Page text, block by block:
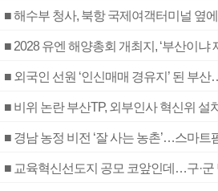
■ 해수부 청사, 북항 국제여객터미널 옆
■ 2028 유엔 해양총회 개최지, ‘부산이냐
■ 외국인 선원 ‘인신매매 경유지’ 된 부
■ 비위 논란 부산TP, 외부인사 혁신위 설치
■ 경남 농정 비전 ‘잘 사는 농촌’…스마트
■ 교육혁신선도지 공모 코앞인데…구·군